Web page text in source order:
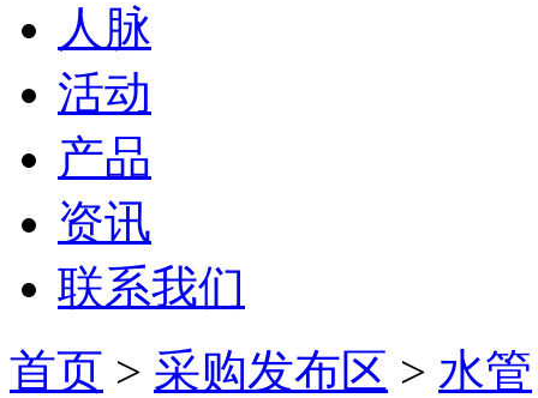
人脉
活动
产品
资讯
联系我们
首页 > 采购发布区 > 水管